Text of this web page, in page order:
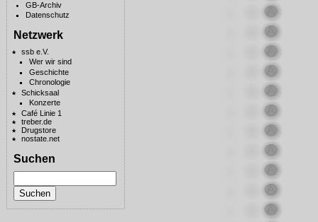
GB-Archiv
Datenschutz
Netzwerk
ssb e.V.
Wer wir sind
Geschichte
Chronologie
Schicksaal
Konzerte
Café Linie 1
treber.de
Drugstore
nostate.net
Suchen